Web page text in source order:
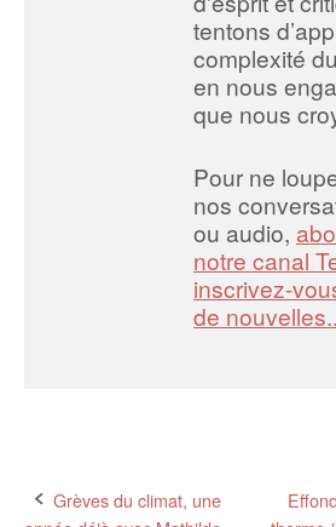
tentons
complexité
en nous
que nous
Pour ne
nos
ou audio,
notre canal
inscrivez-
de
Post
Grèves du climat, une